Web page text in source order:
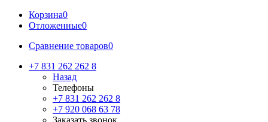
Корзина0
Отложенные0
Сравнение товаров0
+7 831 262 262 8
Назад
Телефоны
+7 831 262 262 8
+7 920 068 63 78
Заказать звонок